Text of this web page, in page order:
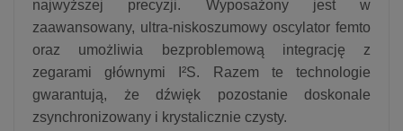
najwyższej precyzji. Wyposażony jest w
zaawansowany, ultra-niskoszumowy oscylator femto
oraz umożliwia bezproblemową integrację z
zegarami głównymi I²S. Razem te technologie
gwarantują, że dźwięk pozostanie doskonale
zsynchronizowany i krystalicznie czysty.